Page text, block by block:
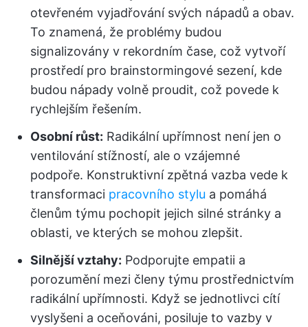
otevřeném vyjadřování svých nápadů a obav.
To znamená, že problémy budou
signalizovány v rekordním čase, což vytvoří
prostředí pro brainstormingové sezení, kde
budou nápady volně proudit, což povede k
rychlejším řešením.
Osobní růst: Radikální upřímnost není jen o
ventilování stížností, ale o vzájemné
podpoře. Konstruktivní zpětná vazba vede k
transformaci pracovního stylu a pomáhá
členům týmu pochopit jejich silné stránky a
oblasti, ve kterých se mohou zlepšit.
Silnější vztahy: Podporujte empatii a
porozumění mezi členy týmu prostřednictvím
radikální upřímnosti. Když se jednotlivci cítí
vyslyšeni a oceňováni, posiluje to vazby v